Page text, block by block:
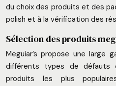
du choix des produits et des
polish et à la vérification des
Sélection des produits
Meguiar’s propose une large
différents types de défauts
produits les plus